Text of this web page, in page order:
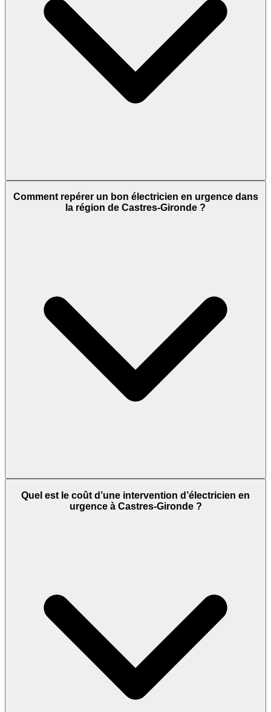
Comment repérer un bon électricien en urgence dans
la région de Castres-Gironde ?
Quel est le coût d’une intervention d’électricien en
urgence à Castres-Gironde ?